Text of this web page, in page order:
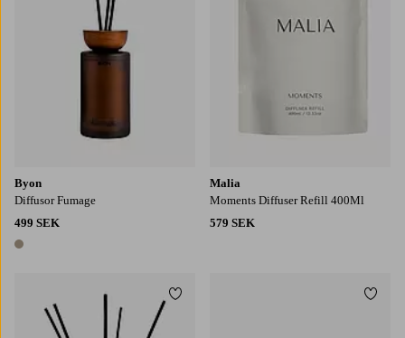
Byon
Diffusor Fumage
499 SEK
1 färg
Malia
Moments Diffuser Refill 400Ml
579 SEK
Lägg till i favoriter